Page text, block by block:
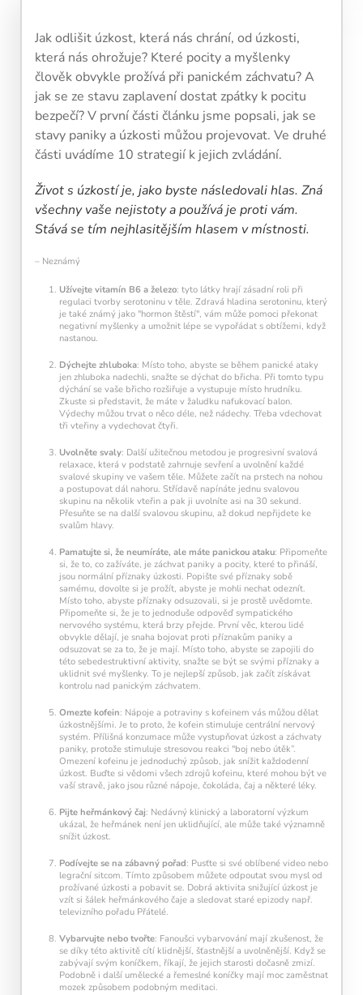
aktivitu:
Modré políčko:Bez tréninku
Oranžové políčko:Barva ukazuje intenzitu
1 cvičení = 20% intenzity
1 2 3 4 5
Pravidelný krátký tréninkpodporuje
neuroplasticitu mozku, zlepšuje pozornost,
paměť i mentální flexibilitu.
Jak odlišit úzkost, která nás chrání, od úzkosti,
která nás ohrožuje? Které pocity a myšlenky
člověk obvykle prožívá při panickém záchvatu? A
jak se ze stavu zaplavení dostat zpátky k pocitu
bezpečí? V první části článku jsme popsali, jak se
stavy paniky a úzkosti můžou projevovat. Ve druhé
části uvádíme 10 strategií k jejich zvládání.
Život s úzkostí je, jako byste následovali hlas. Zná
všechny vaše nejistoty a používá je proti vám.
Stává se tím nejhlasitějším hlasem v místnosti.
– Neznámý
Užívejte vitamín B6 a železo: tyto látky hrají zásadní roli při
regulaci tvorby serotoninu v těle. Zdravá hladina serotoninu, který
je také známý jako "hormon štěstí", vám může pomoci překonat
negativní myšlenky a umožnit lépe se vypořádat s obtížemi, když
nastanou.
Dýchejte zhluboka: Místo toho, abyste se během panické ataky
jen zhluboka nadechli, snažte se dýchat do břicha. Při tomto typu
dýchání se vaše břicho rozšiřuje a vystupuje místo hrudníku.
Zkuste si představit, že máte v žaludku nafukovací balon.
Výdechy můžou trvat o něco déle, než nádechy. Třeba vdechovat
tři vteřiny a vydechovat čtyři.
Uvolněte svaly: Další užitečnou metodou je progresivní svalová
relaxace, která v podstatě zahrnuje sevření a uvolnění každé
svalové skupiny ve vašem těle. Můžete začít na prstech na nohou
a postupovat dál nahoru. Střídavě napínáte jednu svalovou
skupinu na několik vteřin a pak ji uvolníte asi na 30 sekund.
Přesuňte se na další svalovou skupinu, až dokud nepřijdete ke
svalům hlavy.
Pamatujte si, že neumíráte, ale máte panickou ataku: Připomeňte
si, že to, co zažíváte, je záchvat paniky a pocity, které to přináší,
jsou normální příznaky úzkosti. Popište své příznaky sobě
samému, dovolte si je prožít, abyste je mohli nechat odeznít.
Místo toho, abyste příznaky odsuzovali, si je prostě uvědomte.
Připomeňte si, že je to jednoduše odpověď sympatického
nervového systému, která brzy přejde. První věc, kterou lidé
obvykle dělají, je snaha bojovat proti příznakům paniky a
odsuzovat se za to, že je mají. Místo toho, abyste se zapojili do
této sebedestruktivní aktivity, snažte se být se svými příznaky a
uklidnit své myšlenky. To je nejlepší způsob, jak začít získávat
kontrolu nad panickým záchvatem.
Omezte kofein: Nápoje a potraviny s kofeinem vás můžou dělat
úzkostnějšími. Je to proto, že kofein stimuluje centrální nervový
systém. Přílišná konzumace může vystupňovat úzkost a záchvaty
paniky, protože stimuluje stresovou reakci "boj nebo útěk”.
Omezení kofeinu je jednoduchý způsob, jak snížit každodenní
úzkost. Buďte si vědomi všech zdrojů kofeinu, které mohou být ve
vaší stravě, jako jsou různé nápoje, čokoláda, čaj a některé léky.
Pijte heřmánkový čaj: Nedávný klinický a laboratorní výzkum
ukázal, že heřmánek není jen uklidňující, ale může také významně
snížit úzkost.
Podívejte se na zábavný pořad: Pusťte si své oblíbené video nebo
legrační sitcom. Tímto způsobem můžete odpoutat svou mysl od
prožívané úzkosti a pobavit se. Dobrá aktivita snižující úzkost je
vzít si šálek heřmánkového čaje a sledovat staré epizody např.
televizního pořadu Přátelé.
Vybarvujte nebo tvořte: Fanoušci vybarvování mají zkušenost, že
se díky této aktivitě cítí klidnější, šťastnější a uvolněnější. Když se
zabývají svým koníčkem, říkají, že jejich starosti dočasně zmizí.
Podobně i další umělecké a řemeslné koníčky mají moc zaměstnat
mozek způsobem podobným meditaci.